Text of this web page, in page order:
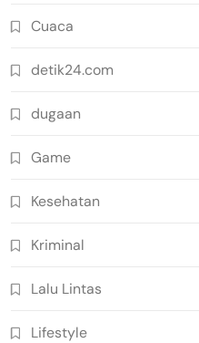
Cuaca
detik24.com
dugaan
Game
Kesehatan
Kriminal
Lalu Lintas
Lifestyle